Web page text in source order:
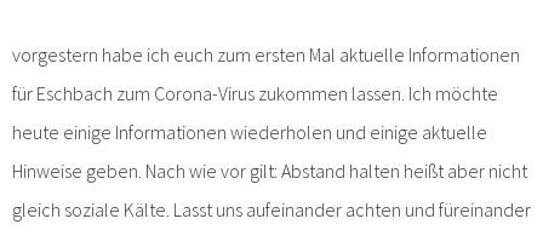
vorgestern habe ich euch zum ersten Mal aktuelle Informationen
für Eschbach zum Corona-Virus zukommen lassen. Ich möchte
heute einige Informationen wiederholen und einige aktuelle
Hinweise geben. Nach wie vor gilt: Abstand halten heißt aber nicht
gleich soziale Kälte. Lasst uns aufeinander achten und füreinander